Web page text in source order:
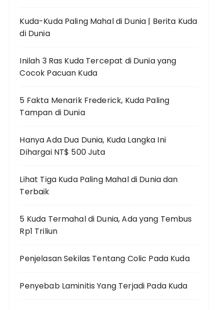
Kuda-Kuda Paling Mahal di Dunia | Berita Kuda
di Dunia
Inilah 3 Ras Kuda Tercepat di Dunia yang
Cocok Pacuan Kuda
5 Fakta Menarik Frederick, Kuda Paling
Tampan di Dunia
Hanya Ada Dua Dunia, Kuda Langka Ini
Dihargai NT$ 500 Juta
Lihat Tiga Kuda Paling Mahal di Dunia dan
Terbaik
5 Kuda Termahal di Dunia, Ada yang Tembus
Rp1 Triliun
Penjelasan Sekilas Tentang Colic Pada Kuda
Penyebab Laminitis Yang Terjadi Pada Kuda